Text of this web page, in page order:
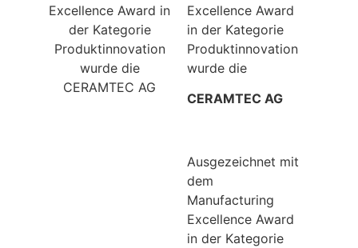
Excellence Award
in der Kategorie
Produktinnovation
wurde die
CERAMTEC AG
Ausgezeichnet mit
dem
Manufacturing
Excellence Award
in der Kategorie